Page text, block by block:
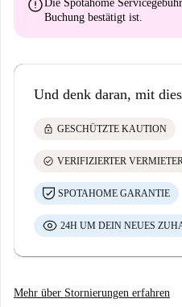
errorDie Spotahome
Buchung bestätigt ist.
Und denk daran, mit
lock GESCHÜTZTE KAUTION
check_circle VERIFIZIERTER VERMIETER
SPOTAHOME GARANTIE
24H UM DEIN NEUES
Mehr über Stornierungen erfahren